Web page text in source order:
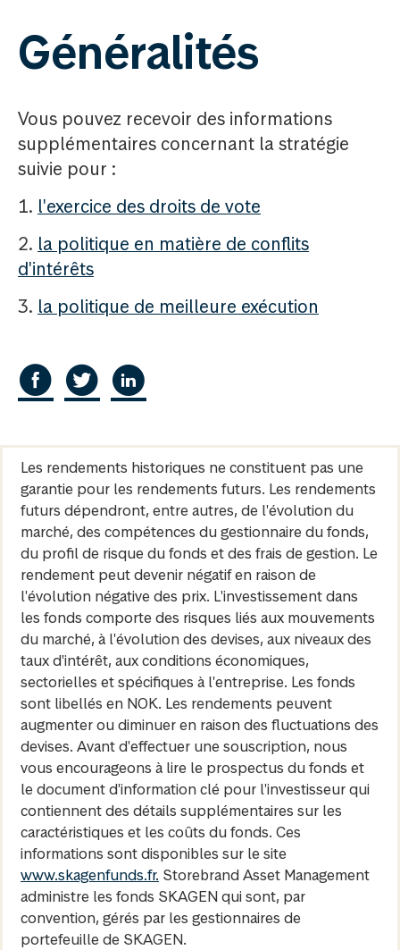
Généralités
Vous pouvez recevoir des informations
supplémentaires concernant la stratégie
suivie pour :
1. l'exercice des droits de vote
2. la politique en matière de conflits
d'intérêts
3. la politique de meilleure exécution
Les rendements historiques ne constituent pas une
garantie pour les rendements futurs. Les rendements
futurs dépendront, entre autres, de l'évolution du
marché, des compétences du gestionnaire du fonds,
du profil de risque du fonds et des frais de gestion. Le
rendement peut devenir négatif en raison de
l'évolution négative des prix. L'investissement dans
les fonds comporte des risques liés aux mouvements
du marché, à l'évolution des devises, aux niveaux des
taux d'intérêt, aux conditions économiques,
sectorielles et spécifiques à l'entreprise. Les fonds
sont libellés en NOK. Les rendements peuvent
augmenter ou diminuer en raison des fluctuations des
devises. Avant d'effectuer une souscription, nous
vous encourageons à lire le prospectus du fonds et
le document d'information clé pour l'investisseur qui
contiennent des détails supplémentaires sur les
caractéristiques et les coûts du fonds. Ces
informations sont disponibles sur le site
www.skagenfunds.fr. Storebrand Asset Management
administre les fonds SKAGEN qui sont, par
convention, gérés par les gestionnaires de
portefeuille de SKAGEN.